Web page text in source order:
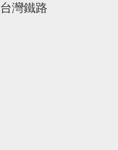
台灣鐵路